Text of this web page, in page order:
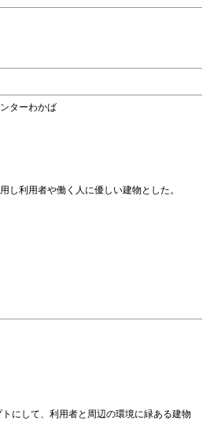
ターわかば
し利用者や働く人に優しい建物とした。
にして、利用者と周辺の環境に緑ある建物